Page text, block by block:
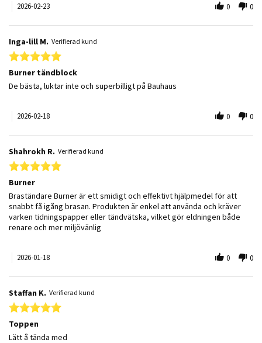
2026-02-23 0 0
Inga-lill M. Verifierad kund
5.0 star rating
Burner tändblock
Review by Inga-lill M. on 18 Feb 2026
review stating Burner tändblock
De bästa, luktar inte och superbilligt på Bauhaus
2026-02-18 0 0
Shahrokh R. Verifierad kund
5.0 star rating
Burner
Review by Shahrokh R. on 18 Jan 2026
review stating Burner
Braständare Burner är ett smidigt och effektivt hjälpmedel för att
snabbt få igång brasan. Produkten är enkel att använda och kräver
varken tidningspapper eller tändvätska, vilket gör eldningen både
renare och mer miljövänlig
2026-01-18 0 0
Staffan K. Verifierad kund
5.0 star rating
Toppen
Review by Staffan K. on 13 Jan 2026
review stating Toppen
Lätt å tända med